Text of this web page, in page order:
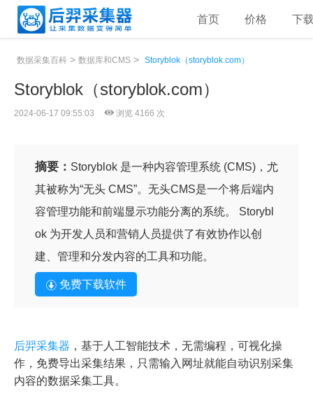
首页 价格 下
数据采集百科 > 数据库和CMS > Storyblok（storyblok.com）
Storyblok（storyblok.com）
2024-06-17 09:55:03 浏览 4166 次
摘要： Storyblok 是一种内容管理系统 (CMS)，尤
其被称为“无头 CMS”。无头CMS是一个将后端内
容管理功能和前端显示功能分离的系统。 Storybl
ok 为开发人员和营销人员提供了有效协作以创
建、管理和分发内容的工具和功能。
免费下载软件
后羿采集器 ，基于人工智能技术，无需编程，可视化操
作，免费导出采集结果，只需输入网址就能自动识别采集
内容的数据采集工具。